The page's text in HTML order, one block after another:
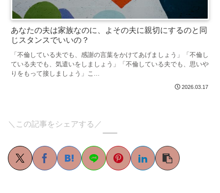
あなたの夫は家族なのに、よその夫に親切にするのと同
じスタンスでいいの？
「不倫している夫でも、感謝の言葉をかけてあげましょう」「不倫し
ている夫でも、気遣いをしましょう」「不倫している夫でも、思いや
りをもって接しましょう」こ...
2026.03.17
＼この記事をシェアする／